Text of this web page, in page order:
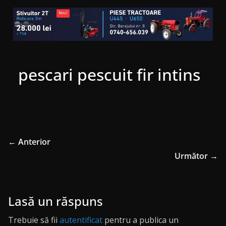
pescari pescuit fir intins
← Anterior
Următor →
Lasă un răspuns
Trebuie să fii autentificat pentru a publica un